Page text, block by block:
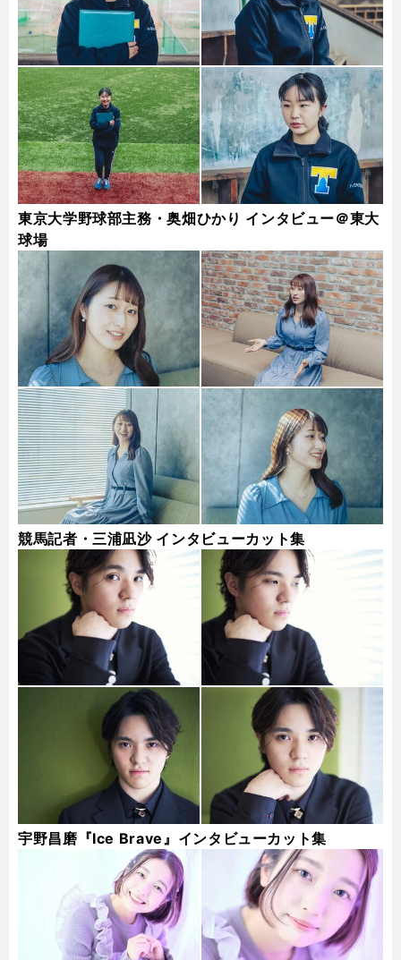
東京大学野球部主務・奥畑ひかり インタビュー＠東大
球場
競馬記者・三浦凪沙 インタビューカット集
宇野昌磨『Ice Brave』インタビューカット集